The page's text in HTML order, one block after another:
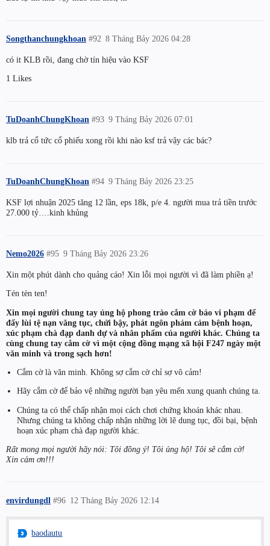
Songthanchungkhoan 8 Tháng Bảy 2026 04:28
#92
có it KLB rồi, đang chờ tín hiệu vào KSF
1 Likes
TuDoanhChungKhoan 9 Tháng Bảy 2026 07:01
#93
klb trả cổ tức cổ phiếu xong rồi khi nào ksf trả vậy các bác?
TuDoanhChungKhoan 9 Tháng Bảy 2026 23:25
#94
KSF lợi nhuận 2025 tăng 12 lần, eps 18k, p/e 4. người mua trả tiền trước
27.000 tỷ….kinh khủng
Nemo2026 9 Tháng Bảy 2026 23:26
#95
Xin một phút dành cho quảng cáo! Xin lỗi mọi người vì đã làm phiền ạ!
Tén tèn ten!
Xin mọi người chung tay ủng hộ phong trào cắm cờ báo vi phạm để
đẩy lùi tệ nạn văng tục, chửi bậy, phát ngôn phảm cảm bệnh hoạn,
xúc phạm chà đạp danh dự và nhân phẩm của người khác. Chúng ta
cùng chung tay cắm cờ vì một cộng đồng mạng xã hội F247 ngày một
văn minh và trong sạch hơn!
Cắm cờ là văn minh. Không sợ cắm cờ chỉ sợ vô cảm!
Hãy cắm cờ để bảo vệ những người bạn yêu mến xung quanh chúng ta.
Chúng ta có thể chấp nhận mọi cách chơi chứng khoán khác nhau.
Nhưng chúng ta không chấp nhận những lời lẽ dung tục, đồi bại, bệnh
hoạn xúc phạm chà đạp người khác.
Rất mong mọi người hãy nói: Tôi đồng ý! Tôi ủng hộ! Tôi sẽ cắm cờ!
Xin cảm ơn!!!
envirdungdl 12 Tháng Bảy 2026 12:14
#96
baodautu